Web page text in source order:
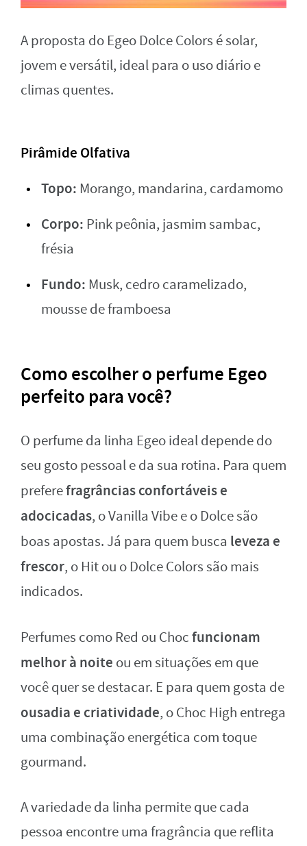
A proposta do Egeo Dolce Colors é solar,
jovem e versátil, ideal para o uso diário e
climas quentes.
Pirâmide Olfativa
Topo: Morango, mandarina, cardamomo
Corpo: Pink peônia, jasmim sambac,
frésia
Fundo: Musk, cedro caramelizado,
mousse de framboesa
Como escolher o perfume Egeo
perfeito para você?
O perfume da linha Egeo ideal depende do
seu gosto pessoal e da sua rotina. Para quem
preferefragrâncias confortáveis e
adocicadas, o Vanilla Vibe e o Dolce são
boas apostas. Já para quem busca leveza e
frescor, o Hit ou o Dolce Colors são mais
indicados.
Perfumes como Red ou Chocfuncionam
melhor à noite ou em situações em que
você quer se destacar. E para quem gosta de
ousadia e criatividade, o Choc High entrega
uma combinação energética com toque
gourmand.
A variedade da linha permite que cada
pessoa encontre uma fragrância que reflita